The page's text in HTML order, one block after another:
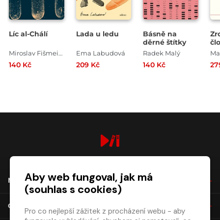
Líc al-Chálí
Miroslav Fišmeister
140 Kč
Lada u ledu
Ema Labudová
209 Kč
Básně na
děrné štítky
Radek Malý
140 Kč
NÁKUP
O SPOLEČNOSTI
Aby web fungoval, jak má
(souhlas s cookies)
Pro co nejlepší zážitek z procházení webu - aby